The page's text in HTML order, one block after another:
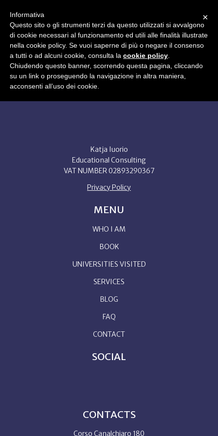
WHO I AM BOOK UNIVERSITIES VISITEDSERVICES
BLOGFAQCONTACT
EN
Katja Iuorio
Educational Consulting
VAT NUMBER 02893290367
Privacy Policy
MENU
WHO I AM
BOOK
UNIVERSITIES VISITED
SERVICES
BLOG
FAQ
CONTACT
SOCIAL
CONTACTS
Corso Canalchiaro 180
×
Informativa
Questo sito o gli strumenti terzi da questo utilizzati si avvalgono
di cookie necessari al funzionamento ed utili alle finalità illustrate
nella cookie policy. Se vuoi saperne di più o negare il consenso
a tutti o ad alcuni cookie, consulta la cookie policy
Chiudendo questo banner, scorrendo questa pagina, cliccando
su un link o proseguendo la navigazione in altra maniera,
acconsenti all’uso dei cookie.